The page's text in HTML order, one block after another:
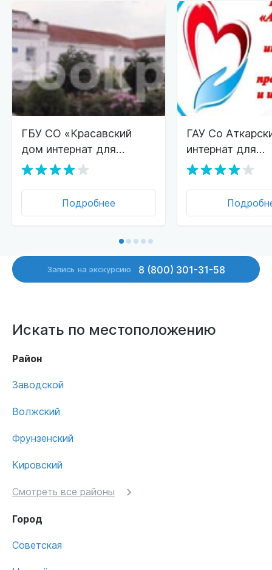
ГБУ СО «Красавский
дом интернат для
престарелых и
инвалидов»
Подробнее
ГАУ Со
интернат для
престарелых и
инвалидов
Запись на экскурсию 8 (800) 301-31-58
Искать по местоположению
Район
Заводской
Волжский
Фрунзенский
Кировский
Смотреть все районы
Город
Советская